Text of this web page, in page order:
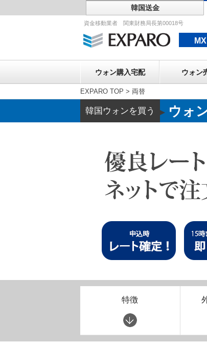
韓国送金
資金移動業者 関東財務局長第00018号
MX
ウォン購入宅配 ウォン
EXPARO TOP > 両替
韓国ウォンを買う ▶ウォ
特徴